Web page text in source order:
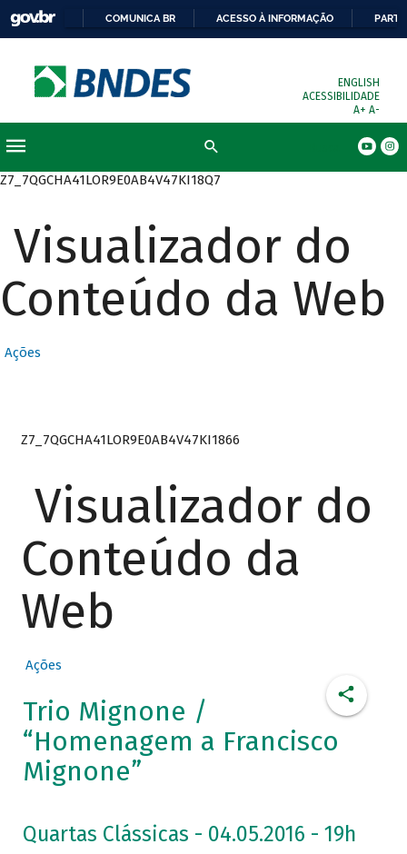
COMUNICA BR ACESSO À INFORMAÇÃO
ENGLISH
ACESSIBILIDADE
A+ A-
Z7_7QGCHA41LOR9E0AB4V47KI18Q7
Visualizador do
Conteúdo da Web
Ações
Z7_7QGCHA41LOR9E0AB4V47KI1866
Visualizador do
Conteúdo da
Web
Ações
Trio Mignone /
“Homenagem a Francisco
Mignone”
Quartas Clássicas - 04.05.2016 - 19h